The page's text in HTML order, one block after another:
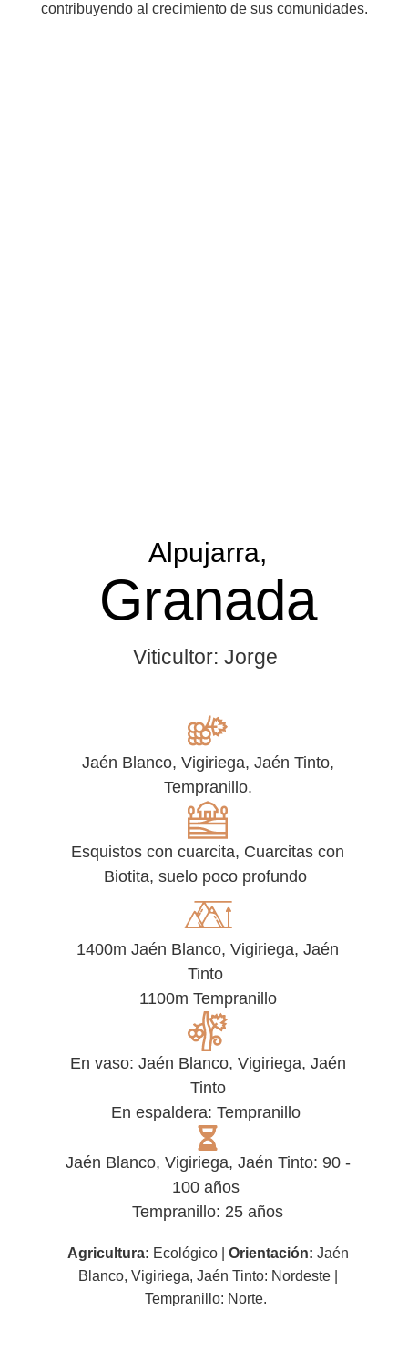
contribuyendo al crecimiento de sus comunidades.
Alpujarra,
Granada
Viticultor: Jorge
Jaén Blanco, Vigiriega, Jaén Tinto,
Tempranillo.
Esquistos con cuarcita, Cuarcitas con
Biotita, suelo poco profundo
1400m Jaén Blanco, Vigiriega, Jaén
Tinto
1100m Tempranillo
En vaso: Jaén Blanco, Vigiriega, Jaén
Tinto
En espaldera: Tempranillo
Jaén Blanco, Vigiriega, Jaén Tinto: 90 -
100 años
Tempranillo: 25 años
Agricultura: Ecol ógico | Orientación: Jaén
Blanco, Vigiriega, Jaén Tinto: Nordeste |
Tempranillo: Norte.